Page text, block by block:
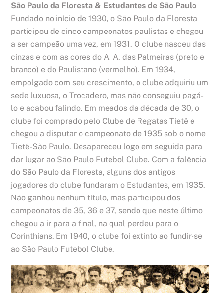
São Paulo da Floresta & Estudantes de São Paulo
Fundado no início de 1930, o São Paulo da Floresta
participou de cinco campeonatos paulistas e chegou
a ser campeão uma vez, em 1931. O clube nasceu das
cinzas e com as cores do A. A. das Palmeiras (preto e
branco) e do Paulistano (vermelho). Em 1934,
empolgado com seu crescimento, o clube adquiriu um
sede luxuosa, o Trocadero, mas não conseguiu pagá-
lo e acabou falindo. Em meados da década de 30, o
clube foi comprado pelo Clube de Regatas Tietê e
chegou a disputar o campeonato de 1935 sob o nome
Tietê-São Paulo. Desapareceu logo em seguida para
dar lugar ao São Paulo Futebol Clube. Com a falência
do São Paulo da Floresta, alguns dos antigos
jogadores do clube fundaram o Estudantes, em 1935.
Não ganhou nenhum título, mas participou dos
campeonatos de 35, 36 e 37, sendo que neste último
chegou a ir para a final, na qual perdeu para o
Corinthians. Em 1940, o clube foi extinto ao fundir-se
ao São Paulo Futebol Clube.